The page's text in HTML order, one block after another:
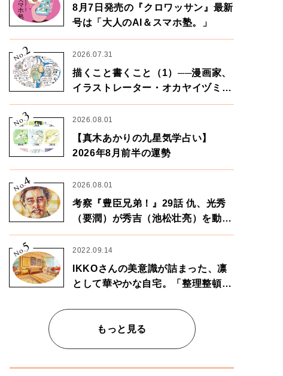
8月7日発売の『クロワッサン』最新
号は「大人のAI＆スマホ塾。」
No.2 2026.07.31
描くこと書くこと（1）──漫画家、
イラストレーター・オカヤイヅミさ
ん×漫画家・鶴谷香央理さん
No.
3 2026.08.01
【真木あかりの九星気学占い】
2026年8月前半の運勢
No.
4 2026.08.01
考察『豊臣兄弟！』29話 仇、光秀
（要潤）が秀吉（池松壮亮）を動か
す。天下に向けた兄弟の分岐点。
No.
5 2022.09.14
IKKOさんの美意識が詰まった、凛
として華やかな自宅。「整理整頓は
もっと見る